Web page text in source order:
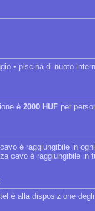
• piscina di nuoto
è 2000 HUF per
è raggiungibile in
cavo è raggiungibile in
è alla disposizione